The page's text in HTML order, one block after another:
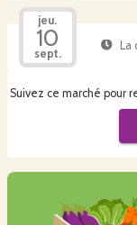
jeu.
10
sept.
La
Suivez ce marché pour